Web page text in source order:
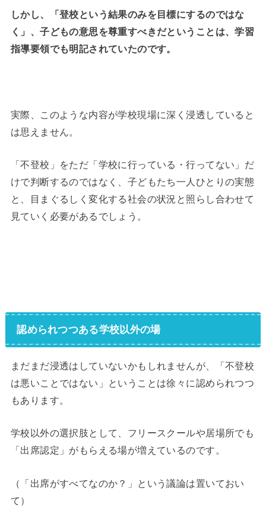
しかし、「登校という結果のみを目標にするのではな
く」、子どもの意思を尊重すべきだということは、学習
指導要領でも明記されていたのです。
実際、このような内容が学校現場に深く浸透していると
は思えません。
「不登校」をただ「学校に行っている・行ってない」だ
けで判断するのではなく、子どもたち一人ひとりの実態
と、目まぐるしく変化する社会の状況と照らし合わせて
見ていく必要があるでしょう。
認められつつある学校以外の場
まだまだ浸透はしていないかもしれませんが、「不登校
は悪いことではない」ということは徐々に認められつつ
もあります。
学校以外の選択肢として、フリースクールや居場所でも
「出席認定」がもらえる場が増えているのです。
（「出席がすべてなのか？」という議論は置いておい
て）